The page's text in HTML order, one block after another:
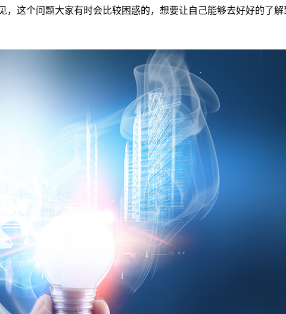
这个问题大家有时会比较困惑的，想要让自己能够去好好的了